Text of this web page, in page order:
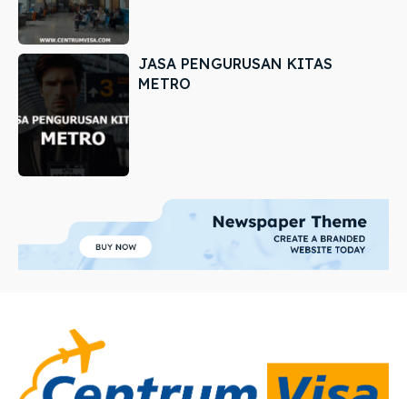
JASA PENGURUSAN KITAS
METRO